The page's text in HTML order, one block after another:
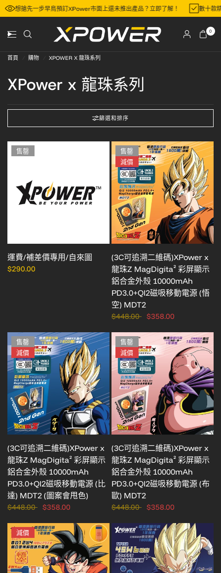
想搶先一步早鳥預訂XPower市面上還未推出產品？立即了解！ 數十
0
首頁 購物 XPOWER X 龍珠系列
XPower x 龍珠系列
篩選和排序
售罄
運費/補差價專用/自來圖
$290.00
售罄
減價
(3C可追溯二維碼)XPower x
龍珠Z MagDigita² 彩屏顯示
鋁合金外殼 10000mAh
PD3.0+QI2磁吸移動電源 (悟
空) MDT2
$448.00 $358.00
售罄
減價
(3C可追溯二維碼)XPower x
龍珠Z MagDigita² 彩屏顯示
鋁合金外殼 10000mAh
PD3.0+QI2磁吸移動電源 (比
達) MDT2 (圖案會甩色)
$448.00 $358.00
售罄
減價
(3C可追溯二維碼)XPower x
龍珠Z MagDigita² 彩屏顯示
鋁合金外殼 10000mAh
PD3.0+QI2磁吸移動電源 (布
歐) MDT2
$448.00 $358.00
減價